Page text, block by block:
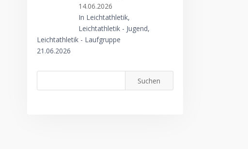
14.06.2026
In Leichtathletik,
Leichtathletik - Jugend,
Leichtathletik - Laufgruppe
21.06.2026